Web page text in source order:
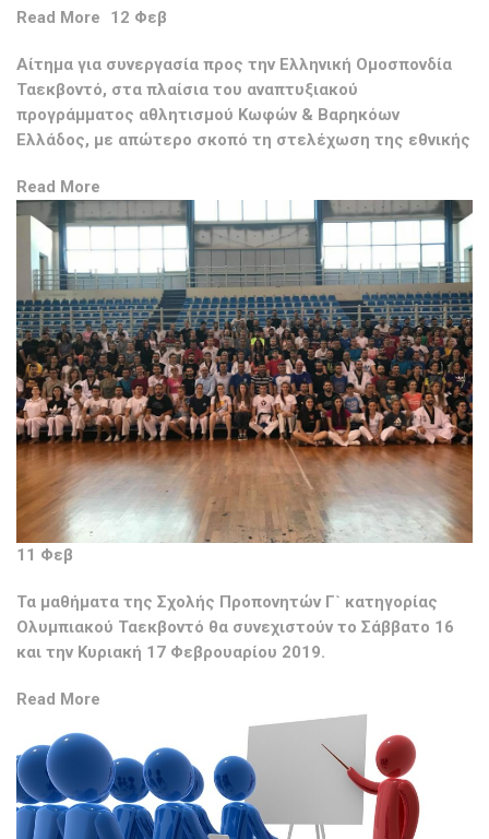
Read More 12 Φεβ
Αίτημα για συνεργασία προς την Ελληνική Ομοσπονδία
Ταεκβοντό, στα πλαίσια του αναπτυξιακού
προγράμματος αθλητισμού Κωφών & Βαρηκόων
Ελλάδος, με απώτερο σκοπό τη στελέχωση της εθνικής
Read More
11 Φεβ
Τα μαθήματα της Σχολής Προπονητών Γ` κατηγορίας
Ολυμπιακού Ταεκβοντό θα συνεχιστούν το Σάββατο 16
και την Κυριακή 17 Φεβρουαρίου 2019.
Read More